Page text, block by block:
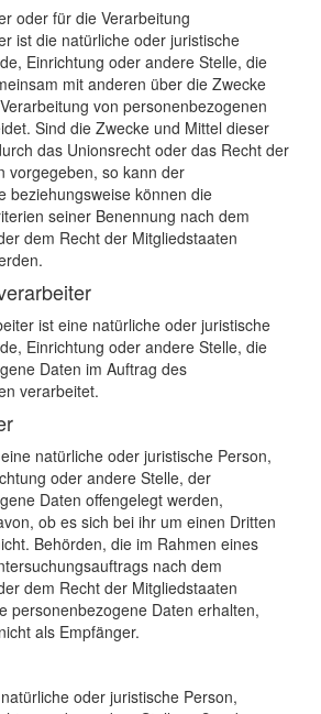
oder für die Verarbeitung
ist die natürliche oder juristische
Einrichtung oder andere Stelle, die
mit anderen über die Zwecke
von personenbezogenen
Sind die Zwecke und Mittel dieser
das Unionsrecht oder das Recht der
vorgegeben, so kann der
beziehungsweise können die
seiner Benennung nach dem
dem Recht der Mitgliedstaaten
ist eine natürliche oder juristische
Einrichtung oder andere Stelle, die
Daten im Auftrag des
verarbeitet.
natürliche oder juristische Person,
oder andere Stelle, der
Daten offengelegt werden,
ob es sich bei ihr um einen Dritten
Behörden, die im Rahmen eines
nach dem
dem Recht der Mitgliedstaaten
personenbezogene Daten erhalten,
als Empfänger.
oder juristische Person,